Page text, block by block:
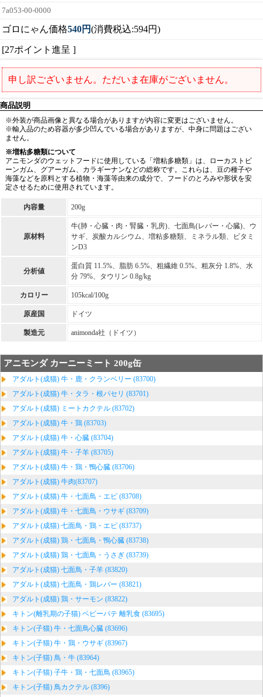
7a053-00-0000
ゴロにゃん価格540円(消費税込:594円)
[27ポイント進呈 ]
申し訳ございません。ただいま在庫がございません。
商品説明
※外装が商品画像と異なる場合がありますが内容に変更はございません。
※輸入品のため容器が多少凹んでいる場合がありますが、中身に問題はござい
ません。
※増粘多糖類について
アニモンダのウェットフードに使用している「増粘多糖類」は、ローカストビ
ーンガム、グアーガム、カラギーナンなどの総称です。これらは、豆の種子や
海藻などを原料とする植物・海藻等由来の成分で、フードのとろみや形状を安
定させるために使用されています。
内容量 200g
原材料
牛(肺・心臓・肉・腎臓・乳房)、七面鳥(レバー・心臓)、ウ
サギ、炭酸カルシウム、増粘多糖類、ミネラル類、ビタミ
ンD3
分析値
蛋白質 11.5%、脂肪 6.5%、粗繊維 0.5%、粗灰分 1.8%、水
分 79%、タウリン 0.8g/kg
カロリー 105kcal/100g
原産国 ドイツ
製造元 animonda社（ドイツ）
アニモンダ カーニーミート 200g缶
アダルト(成猫) 牛・鹿・クランベリー (83700)
アダルト(成猫) 牛・タラ・根パセリ (83701)
アダルト(成猫) ミートカクテル (83702)
アダルト(成猫) 牛・鶏 (83703)
アダルト(成猫) 牛・心臓 (83704)
アダルト(成猫) 牛・子羊 (83705)
アダルト(成猫) 牛・鶏・鴨心臓 (83706)
アダルト(成猫) 牛肉(83707)
アダルト(成猫) 牛・七面鳥・エビ (83708)
アダルト(成猫) 牛・七面鳥・ウサギ (83709)
アダルト(成猫) 七面鳥・鶏・エビ (83737)
アダルト(成猫) 鶏・七面鳥・鴨心臓 (83738)
アダルト(成猫) 鶏・七面鳥・うさぎ (83739)
アダルト(成猫) 七面鳥・子羊 (83820)
アダルト(成猫) 七面鳥・鶏レバー (83821)
アダルト(成猫) 鶏・サーモン (83822)
キトン(離乳期の子猫) ベビーパテ 離乳食 (83695)
キトン(子猫) 牛・七面鳥心臓 (83696)
キトン(子猫) 牛・鶏・ウサギ (83967)
キトン(子猫) 鳥・牛 (83964)
キトン(子猫) 子牛・鶏・七面鳥 (83965)
キトン(子猫) 鳥カクテル (8396)